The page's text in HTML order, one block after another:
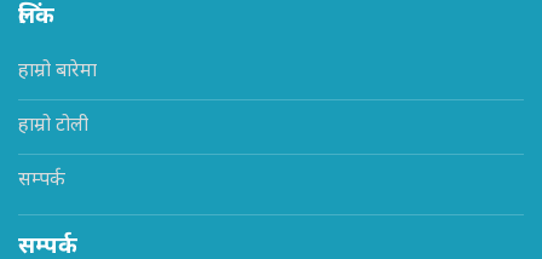
लिंक
हाम्रो बारेमा
हाम्रो टोली
सम्पर्क
सम्पर्क